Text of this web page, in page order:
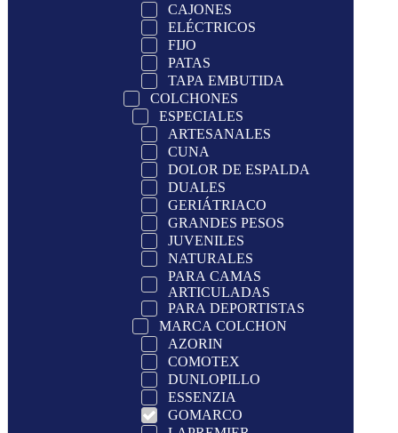
CAJONES
ELÉCTRICOS
FIJO
PATAS
TAPA EMBUTIDA
COLCHONES
ESPECIALES
ARTESANALES
CUNA
DOLOR DE ESPALDA
DUALES
GERIÁTRIACO
GRANDES PESOS
JUVENILES
NATURALES
PARA CAMAS
ARTICULADAS
PARA DEPORTISTAS
MARCA COLCHON
AZORIN
COMOTEX
DUNLOPILLO
ESSENZIA
GOMARCO